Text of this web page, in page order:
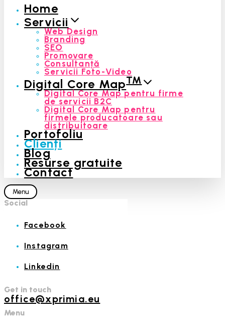
Home
Servicii
Web Design
Branding
SEO
Promovare
Consultanță
Servicii Foto-Video
Digital Core Map™
Digital Core Map pentru firme
de servicii B2C
Digital Core Map pentru
firmele producatoare sau
distribuitoare
Portofoliu
Clienți
Blog
Resurse gratuite
Contact
Menu
Social
Facebook
Instagram
Linkedin
Get in touch
office@xprimia.eu
Menu